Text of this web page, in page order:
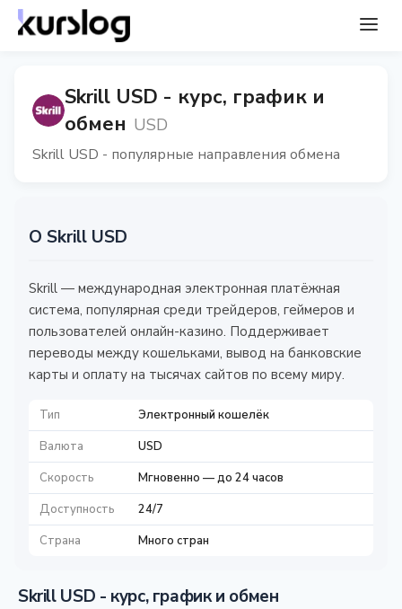
Skrill USD - курс, график и
обмен USD
Skrill USD - популярные направления обмена
О Skrill USD
Skrill — международная электронная платёжная
система, популярная среди трейдеров, геймеров и
пользователей онлайн-казино. Поддерживает
переводы между кошельками, вывод на банковские
карты и оплату на тысячах сайтов по всему миру.
Тип
Электронный кошелёк
Валюта
USD
Скорость
Мгновенно — до 24 часов
Доступность
24/7
Страна
Много стран
Skrill USD - курс, график и обмен